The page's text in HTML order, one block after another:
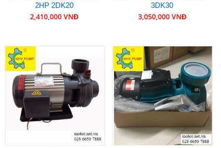
2HP 2DK20
2,410,000 VNĐ
3DK30
3,050,000 VNĐ